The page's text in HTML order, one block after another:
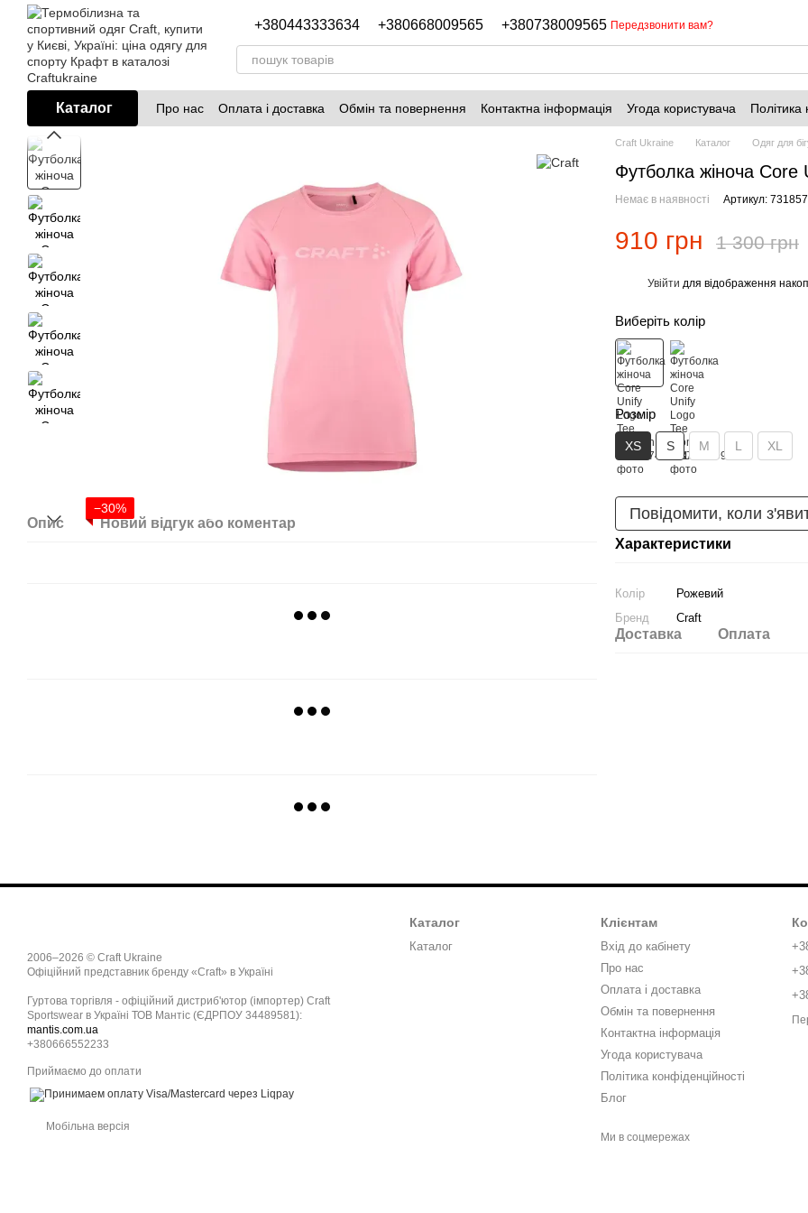
Перейти до основного контенту
+380443333634 +380668009565 +380738009565 Передзвонити вам?
Каталог Про нас Оплата і доставка Обмін та повернення Контактна інформація Угода користувача Політика
−30%
Опис Новий відгук або коментар
Craft Ukraine Каталог Одяг для
Футболка жіноча
Немає в наявності Артикул:
910 грн 1 300 грн
Увійти для відображення
Виберіть колір
Розмір
XS S M L XL
Повідомити, коли
Характеристики
Колір
Рожевий
Бренд
Craft
Доставка Оплата
2006–2026 © Craft Ukraine
Офіційний представник бренду «Craft» в Україні
Гуртова торгівля - офіційний дистриб'ютор (імпортер) Craft
Sportswear в Україні ТОВ Мантіс (ЄДРПОУ 34489581):
mantis.com.ua
+380666552233
Приймаємо до оплати
Мобільна версія
Каталог
Каталог
Клієнтам
Вхід до кабінету
Про нас
Оплата і доставка
Обмін та повернення
Контактна інформація
Угода користувача
Політика конфіденційності
Блог
Ми в соцмережах